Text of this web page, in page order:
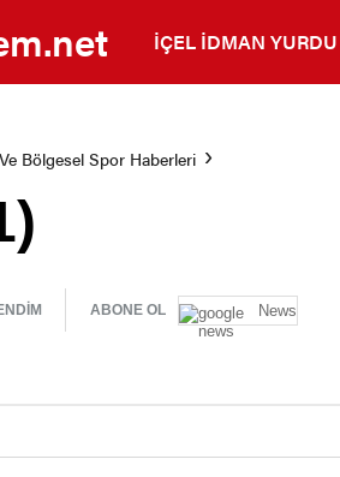
İÇEL İDMAN YURDU
Bölgesel Spor Haberleri
ABONE OL News